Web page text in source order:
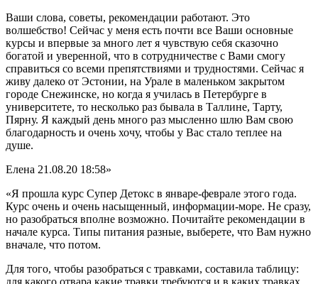
Ваши слова, советы, рекомендации работают. Это
волшебство! Сейчас у меня есть почти все Ваши основные
курсы и впервые за много лет я чувствую себя сказочно
богатой и уверенной, что в сотрудничестве с Вами смогу
справиться со всеми препятствиями и трудностями. Сейчас я
живу далеко от Эстонии, на Урале в маленьком закрытом
городе Снежинске, но когда я училась в Петербурге в
университете, то несколько раз бывала в Таллине, Тарту,
Пярну. Я каждый день много раз мысленно шлю Вам свою
благодарность и очень хочу, чтобы у Вас стало теплее на
душе.
Елена 21.08.20 18:58»
«Я прошла курс Супер Детокс в январе-феврале этого года.
Курс очень и очень насыщенный, информации-море. Не сразу,
но разобраться вполне возможно. Почитайте рекомендации в
начале курса. Типы питания разные, выберете, что Вам нужно
вначале, что потом.
Для того, чтобы разобраться с травками, составила таблицу:
для какого отвара какие травки требуются и в каких травках